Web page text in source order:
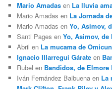
Mario Amadas en La lluvia
Mario Amadas en La Jornada
Mario Amadas enYo, Asimov,
Santi Pages enYo, Asimov, de
Abril en La mucama de
Ignacio Illarregui Gárate en
Rubel en Bandidos, de Elmore
Iván Fernández Balbuena en La